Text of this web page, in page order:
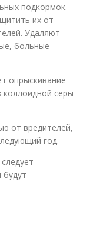
подкормок.
их от
Удаляют
больные
опрыскивание
коллоидной серы
от вредителей,
год.
будут